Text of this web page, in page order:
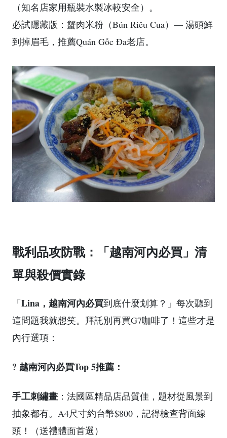
（知名店家用瓶裝水製冰較安全）。
必試隱藏版：蟹肉米粉（Bún Riêu Cua）— 湯頭鮮
到掉眉毛，推薦Quán Gốc Đa老店。
戰利品攻防戰：「越南河內必買」清
單與殺價實錄
「Lina，越南河內必買到底什麼划算？」每次聽到
這問題我就想笑。拜託別再買G7咖啡了！這些才是
內行選項：
? 越南河內必買Top 5推薦：
手工刺繡畫 ：法國區精品店品質佳，題材從風景到
抽象都有。A4尺寸約台幣$800，記得檢查背面線
頭！（送禮體面首選）